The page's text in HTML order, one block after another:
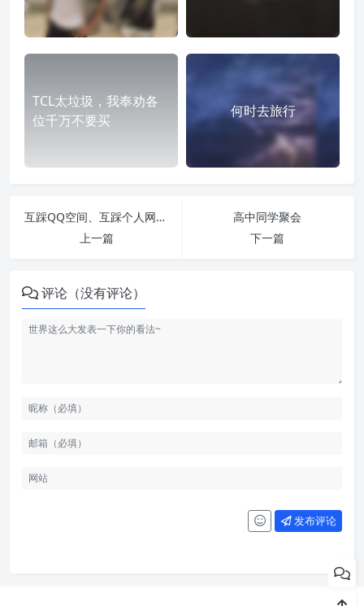
TCL太垃圾，我奉劝各
位千万不要买
何时去旅行
互踩QQ空间、互踩个人网站：都是虚假流量
上一篇
高中同学聚会
下一篇
评论（没有评论）
发布评论